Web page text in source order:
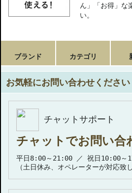
ん」「お得」な
い。
ブランド カテゴリ
お気軽にお問い合わせください
チャットサポート
チャットでお問い合
平日8:00～21:00 ／ 祝日10:00～
（土日休み、オペレーターが対応致